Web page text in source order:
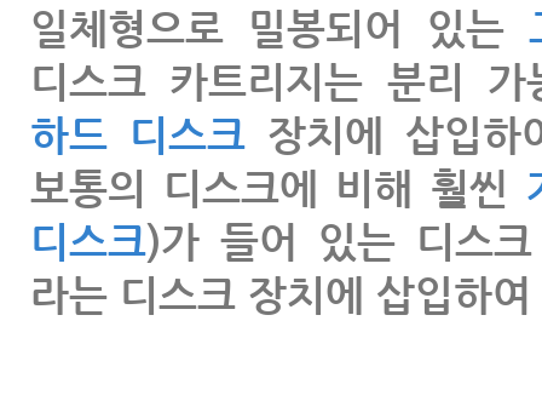
일체형으로 밀봉되어 있는
디스크 카트리지는 분리 가
하드 디스크 장치에 삽입
보통의 디스크에 비해 훨씬
디스크)가 들어 있는 디스
라는 디스크 장치에 삽입하